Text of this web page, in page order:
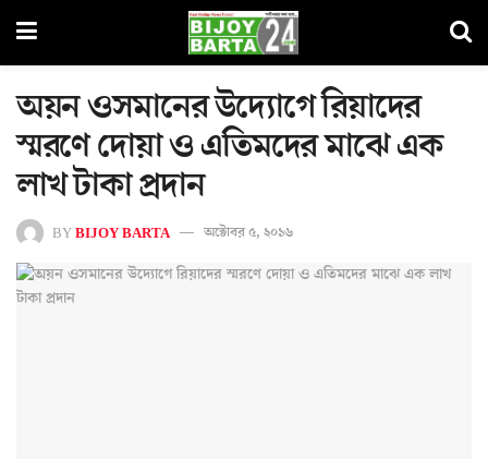
অয়ন ওসমানের উদ্যোগে রিয়াদের
স্মরণে দোয়া ও এতিমদের মাঝে এক
লাখ টাকা প্রদান
BYBIJOY BARTA অক্টোবর ৫, ২০১৬